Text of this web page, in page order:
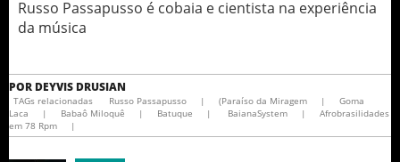
Russo Passapusso é cobaia e cientista na experiência
da música
POR DEYVIS DRUSIAN
TAGs relacionadas Russo Passapusso | (Paraíso da Miragem |
Goma
Laca
| Babaô Miloquê | Batuque | BaianaSystem |
Afrobrasilidades
em 78 Rpm
|